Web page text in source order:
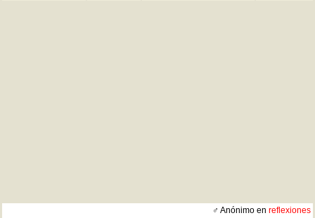
♂ Anónimo en reflexiones